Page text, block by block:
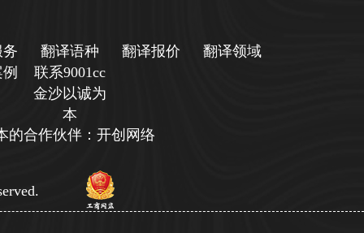
翻译语种 翻译报价
翻译领域
联系9001cc
金沙以诚为
本
的合作伙伴：开创网络